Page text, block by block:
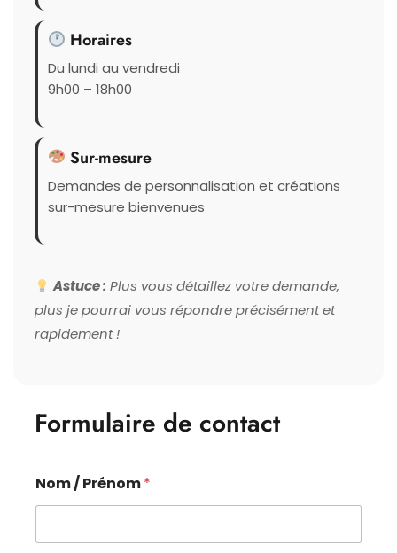
Horaires
Du lundi au vendredi
9h00 – 18h00
Sur-mesure
Demandes de personnalisation et créations
sur-mesure bienvenues
Astuce : Plus vous détaillez votre demande,
plus je pourrai vous répondre précisément et
rapidement !
Formulaire de contact
Nom / Prénom*